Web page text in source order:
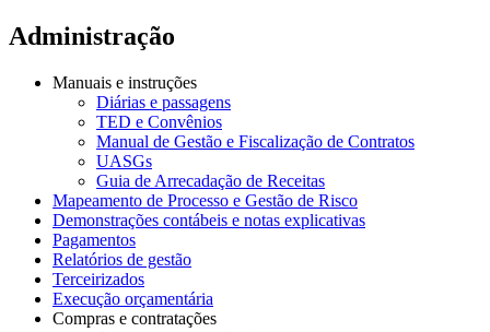
Administração
Manuais e instruções
Diárias e passagens
TED e Convênios
Manual de Gestão e Fiscalização de Contratos
UASGs
Guia de Arrecadação de Receitas
Mapeamento de Processo e Gestão de Risco
Demonstrações contábeis e notas explicativas
Pagamentos
Relatórios de gestão
Terceirizados
Execução orçamentária
Compras e contratações